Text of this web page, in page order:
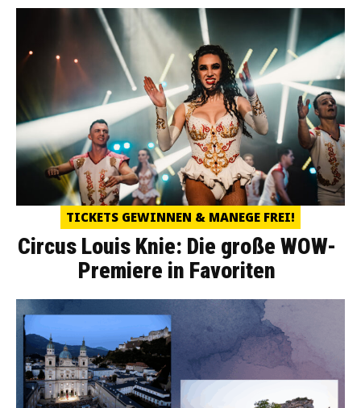
TICKETS GEWINNEN & MANEGE FREI!
Circus Louis Knie: Die große WOW-
Premiere in Favoriten